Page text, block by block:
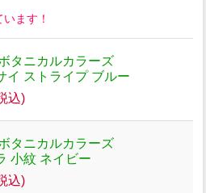
ます！
タニカルカラーズ
イ ストライプ ブルー
込)
タニカルカラーズ
小紋 ネイビー
込)